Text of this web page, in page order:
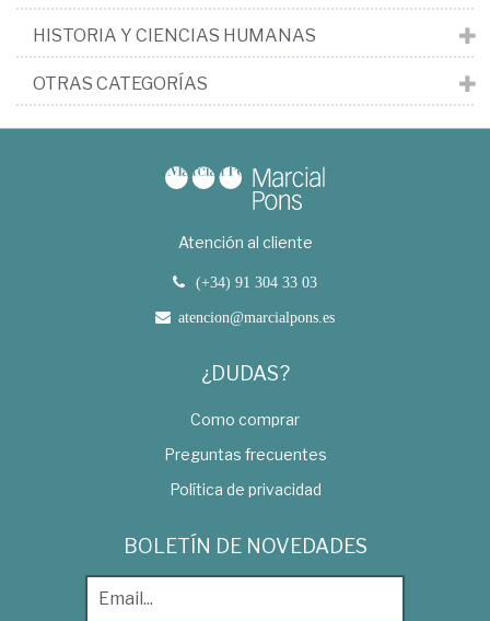
HISTORIA Y CIENCIAS HUMANAS
OTRAS CATEGORÍAS
Atención al cliente
(+34) 91 304 33 03
atencion@marcialpons.es
¿DUDAS?
Como comprar
Preguntas frecuentes
Política de privacidad
BOLETÍN DE NOVEDADES